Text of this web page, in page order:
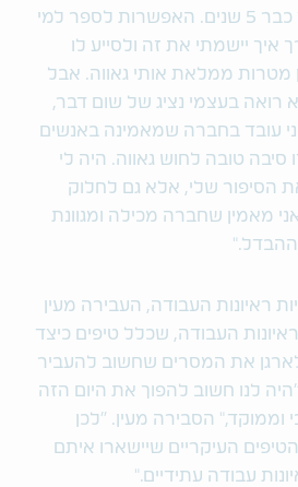
, איתו אני עובד כבר 5 שנים. האפשרות לספר למי
יישמתי את זה ולסייע לו
מטרות ממלאת אותי גאווה. אבל
רואה בעצמי נציג של שום דבר,
עובד בחברה שמאמינה באנשים
סיבה טובה לחוש גאווה. היה לי
הסיפור שלי, אלא גם לחלוק
מאמין שחברה מכילה ומגוונת
ראיונות העבודה, העבירה מעין
העבודה, שכלל טיפים כיצד
לארגן את המסרים שחשוב להעביר
לנו חשוב להפוך את היום הזה
וממוקד," הסבירה מעין. "לכן
העיקריים שיישארו איתם
עבודה עתידיים."